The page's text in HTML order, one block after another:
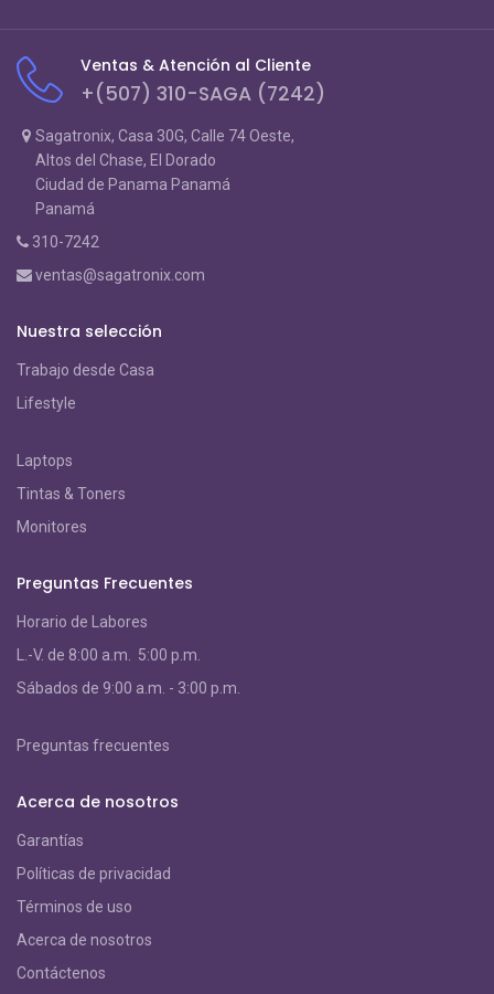
Ventas & Atención al Cliente
+(507) 310-SAGA (7242)
Sagatronix, Casa 30G, Calle 74 Oeste,
Altos del Chase, El Dorado
Ciudad de Panama Panamá
Panamá
310-7242
ventas@sagatronix.com
Nuestra selección
Trabajo desde Casa
Lifestyle
Laptops
Tintas & Toners
Monitores
Preguntas Frecuentes
Horario de Labores
L.-V. de 8:00 a.m. 5:00 p.m.
Sábados de 9:00 a.m. - 3:00 p.m.
Preguntas frecuentes
Acerca de nosotros
Garantías
Políticas de privacidad
Términos de uso
Acerca de nosotros
Contáctenos